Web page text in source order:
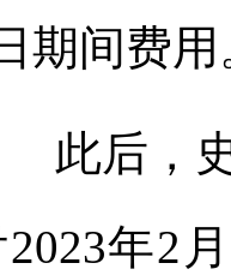
期间费
后，史
年2